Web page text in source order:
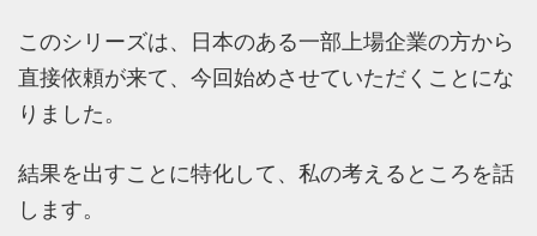
このシリーズは、日本のある一部上場企業の方から
直接依頼が来て、今回始めさせていただくことにな
りました。
結果を出すことに特化して、私の考えるところを話
します。